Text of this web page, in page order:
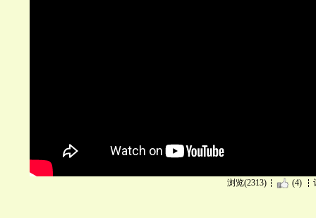
浏览(2313) (4)